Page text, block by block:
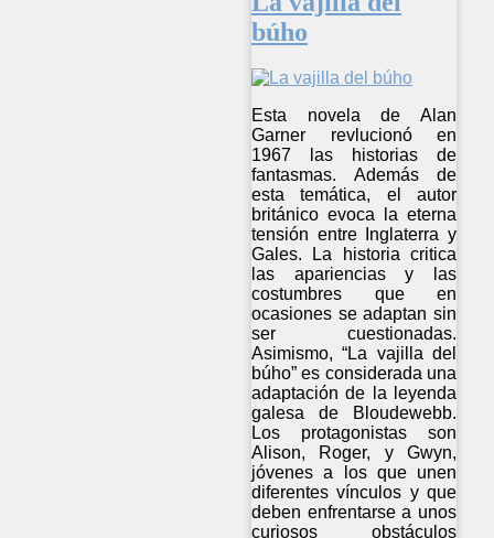
búho
Esta novela de Alan
Garner revlucionó en
1967 las historias de
fantasmas. Además de
esta temática, el autor
británico evoca la eterna
tensión entre Inglaterra y
Gales. La historia critica
las apariencias y las
costumbres que en
ocasiones se adaptan sin
ser cuestionadas.
Asimismo, “La vajilla del
búho” es considerada una
adaptación de la leyenda
galesa de Bloudewebb.
Los protagonistas son
Alison, Roger, y Gwyn,
jóvenes a los que unen
diferentes vínculos y que
deben enfrentarse a unos
curiosos obstáculos